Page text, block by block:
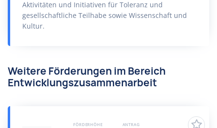
Aktivitäten und Initiativen für Toleranz und
gesellschaftliche Teilhabe sowie Wissenschaft und
Kultur.
Weitere Förderungen im Bereich
Entwicklungszusammenarbeit
FÖRDERHÖHE ANTRAG